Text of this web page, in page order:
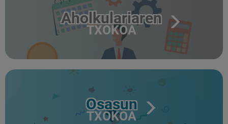
Aholkulariaren
TXOKOA
Osasun
TXOKOA